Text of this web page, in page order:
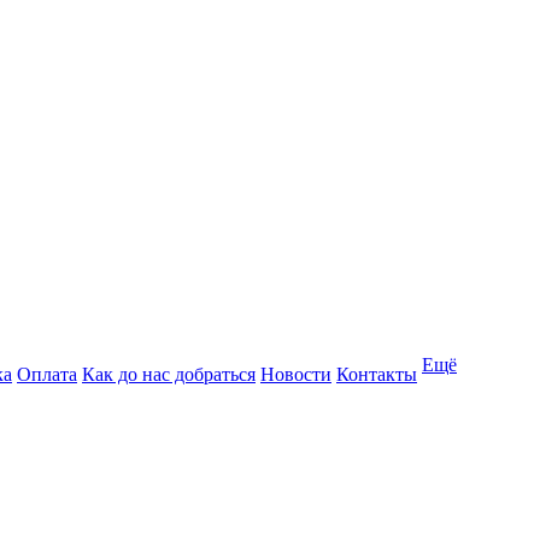
Оплата Как до нас добраться Новости Контакты Ещё